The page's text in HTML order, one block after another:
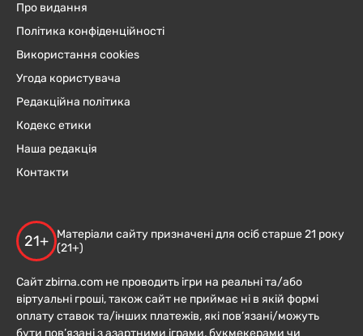
Про видання
Політика конфіденційності
Використання cookies
Угода користувача
Редакційна політика
Кодекс етики
Наша редакція
Контакти
21+
Матеріали сайту призначені для осіб старше 21 року
(21+)
Сайт zbirna.com не проводить ігри на реальні та/або
віртуальні гроші, також сайт не приймає ні в якій формі
оплату ставок та/інших платежів, які пов’язані/можуть
бути пов’язані з азартними іграми, букмекерами чи